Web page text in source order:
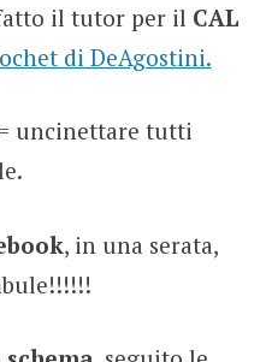
il tutor per il CAL
di DeAgostini.
uncinettare tutti
, in una serata,